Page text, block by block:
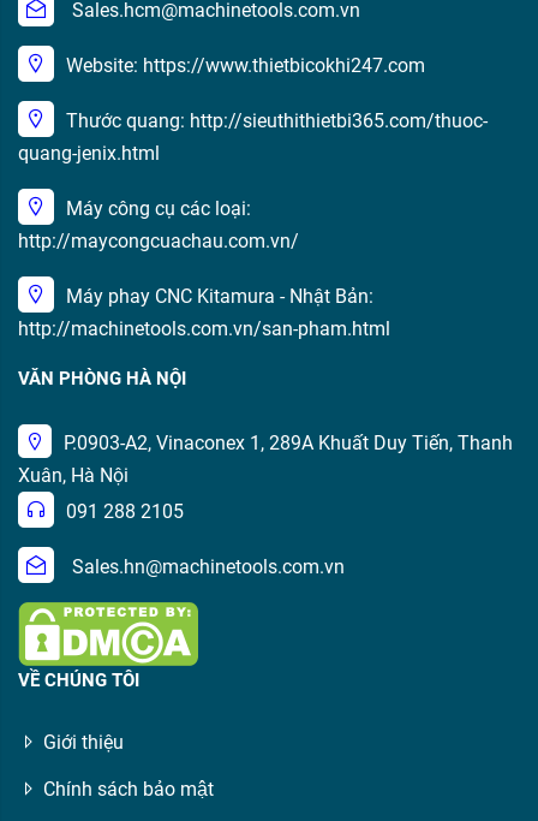
Sales.hcm@machinetools.com.vn
Website: https://www.thietbicokhi247.com
Thước quang: http://sieuthithietbi365.com/thuoc-
quang-jenix.html
Máy công cụ các loại:
http://maycongcuachau.com.vn/
Máy phay CNC Kitamura - Nhật Bản:
http://machinetools.com.vn/san-pham.html
VĂN PHÒNG HÀ NỘI
P.0903-A2, Vinaconex 1, 289A Khuất Duy Tiến, Thanh
Xuân, Hà Nội
091 288 2105
Sales.hn@machinetools.com.vn
VỀ CHÚNG TÔI
Giới thiệu
Chính sách bảo mật